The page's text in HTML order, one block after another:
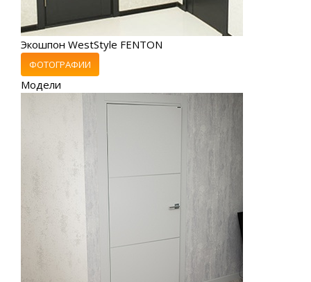
Экошпон WestStyle FENTON
ФОТОГРАФИИ
Модели